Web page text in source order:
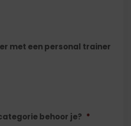
met een personal trainer
behoor je? *